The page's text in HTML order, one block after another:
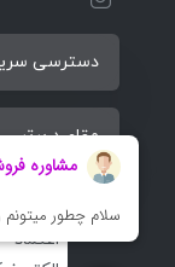
دسترسی
مقاصد برتر